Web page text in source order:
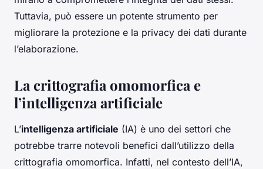
Tuttavia, può essere un potente strumento per
migliorare la protezione e la privacy dei dati durante
l’elaborazione.
La crittografia omomorfica e
l’intelligenza artificiale
L’intelligenza artificiale (IA) è uno dei settori che
potrebbe trarre notevoli benefici dall’utilizzo della
crittografia omomorfica. Infatti, nel contesto dell’IA,